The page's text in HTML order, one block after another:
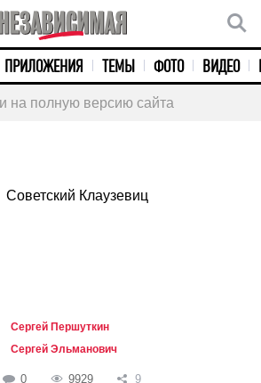
ПРИЛОЖЕНИЯ ТЕМЫ ФОТО ВИДЕО
на полную версию сайта
Советский Клаузевиц
Сергей Першуткин
Сергей Эльманович
0 9929 9